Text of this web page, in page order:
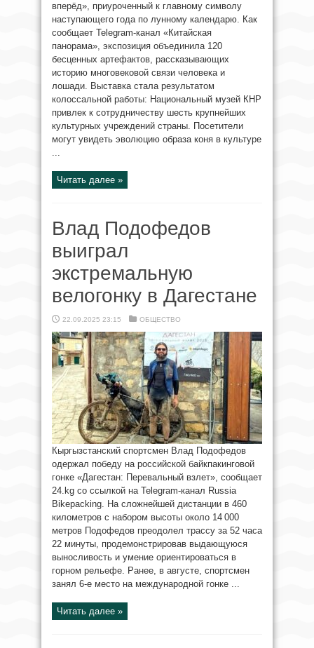
вперёд», приуроченный к главному символу
наступающего года по лунному календарю. Как
сообщает Telegram-канал «Китайская
панорама», экспозиция объединила 120
бесценных артефактов, рассказывающих
историю многовековой связи человека и
лошади. Выставка стала результатом
колоссальной работы: Национальный музей КНР
привлек к сотрудничеству шесть крупнейших
культурных учреждений страны. Посетители
могут увидеть эволюцию образа коня в культуре
...
Читать далее »
Влад Подофедов
выиграл
экстремальную
велогонку в Дагестане
22.09.2025 23:15 ОБЩЕСТВО
Кыргызстанский спортсмен Влад Подофедов
одержал победу на российской байкпакинговой
гонке «Дагестан: Перевальный взлет», сообщает
24.kg со ссылкой на Telegram-канал Russia
Bikepacking. На сложнейшей дистанции в 460
километров с набором высоты около 14 000
метров Подофедов преодолел трассу за 52 часа
22 минуты, продемонстрировав выдающуюся
выносливость и умение ориентироваться в
горном рельефе. Ранее, в августе, спортсмен
занял 6-е место на международной гонке ...
Читать далее »